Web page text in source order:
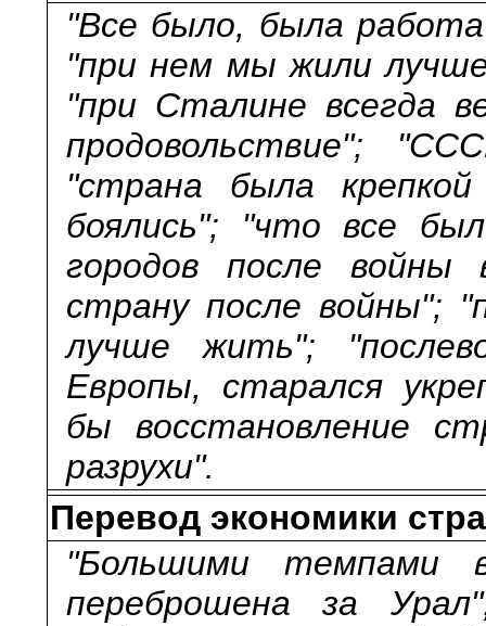
"Все было, была
"при нем мы жили
"при Сталине всегда
продовольствие";
"страна была
боялись"; "что все
городов после войны
страну после войны";
лучше жить";
Европы, старался
бы восстановление
разрухи".
Перевод экономики
"Большими темпами
переброшена за